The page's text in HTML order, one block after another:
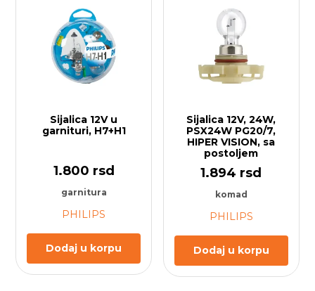
Sijalica 12V u
garnituri, H7+H1
1.800 rsd
garnitura
PHILIPS
Dodaj u korpu
Sijalica 12V, 24W,
PSX24W PG20/7,
HIPER VISION, sa
postoljem
1.894 rsd
komad
PHILIPS
Dodaj u korpu